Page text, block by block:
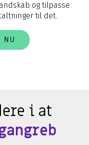
og tilpasse
til det.
NU
i at